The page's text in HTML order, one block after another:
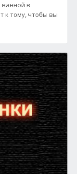
ванной в
к тому, чтобы вы